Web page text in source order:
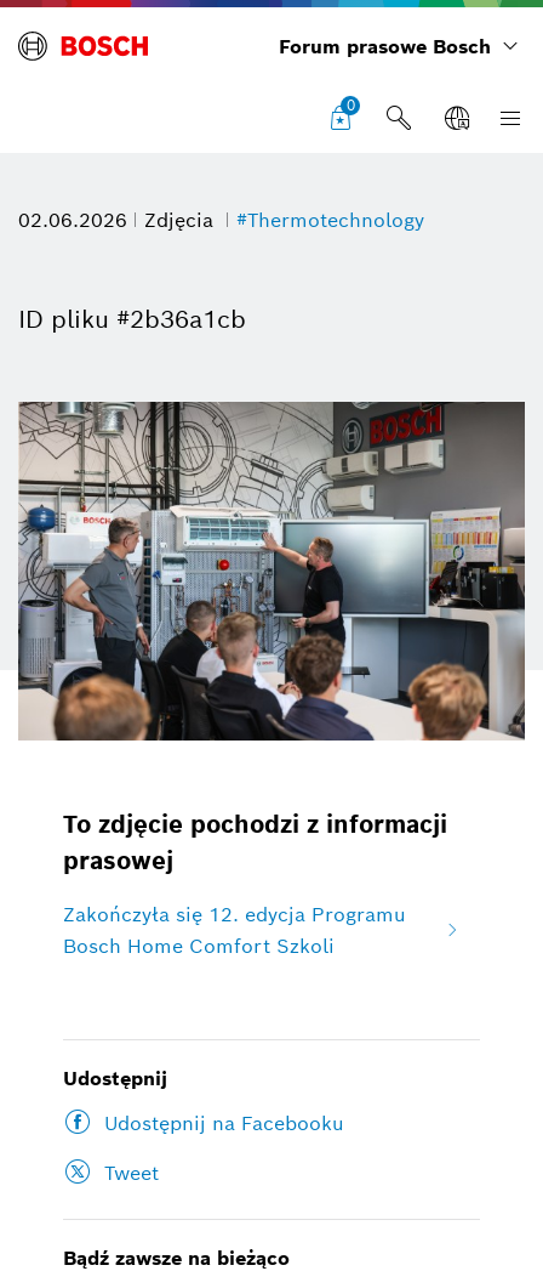
Forum prasowe Bosch
0
02.06.2026 Zdjęcia #Thermotechnology
ID pliku #2b36a1cb
To zdjęcie pochodzi z informacji
prasowej
Zakończyła się 12. edycja Programu
Bosch Home Comfort Szkoli
Udostępnij
Udostępnij na Facebooku
Tweet
Bądź zawsze na bieżąco